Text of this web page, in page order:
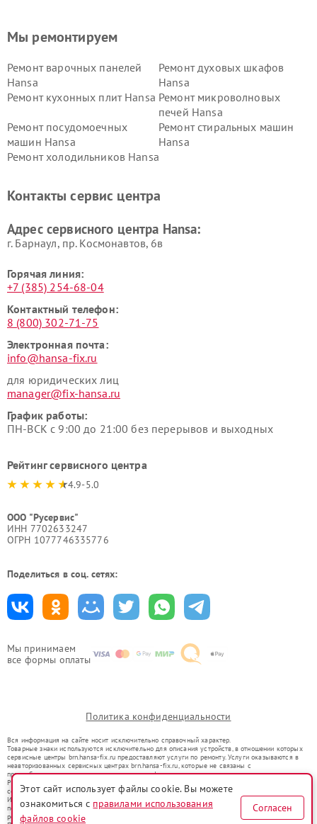
Мы принимаем
все формы оплаты
Мы ремонтируем
Ремонт варочных панелей
Hansa
Ремонт духовых шкафов
Hansa
Ремонт кухонных плит Hansa Ремонт микроволновых
печей Hansa
Ремонт посудомоечных
машин Hansa
Ремонт стиральных машин
Hansa
Ремонт холодильников Hansa
Контакты сервис центра
Адрес сервисного центра Hansa:
г. Барнаул, ​пр. Космонавтов, 6в
Горячая линия:
+7 (385) 254-68-04
Контактный телефон:
8 (800) 302-71-75
Электронная почта:
info@hansa-fix.ru
для юридических лиц
manager@fix-hansa.ru
График работы:
ПН-ВСК с 9:00 до 21:00 без перерывов и выходных
Рейтинг сервисного центра
4.9-5.0
ООО "Русервис"
ИНН 7702633247
ОГРН 1077746335776
Поделиться в соц. сетях:
Политика конфиденциальности
Вся информация на сайте носит исключительно справочный характер.
Товарные знаки используются исключительно для описания устройств, в отношении которых
сервисные центры brn.hansa-fix.ru предоставляют услуги по ремонту. Услуги оказываются в
неавторизованных сервисных центрах brn.hansa-fix.ru, которые не связаны с
правообладателями товарных знаков или их официальными представителями.
Ремонт осуществляется для устройств, уже введенных в гражданский оборот в соответствии
со статьей 1487 ГК РФ.
Использование товарных знаков не преследует цели индивидуализации услуг или введения
потребителей в заблуждение, а служит для информирования о предоставляемых услугах по
ремонту техники указанных брендов.
Этот сайт использует файлы cookie. Вы можете
ознакомиться с правилами использования
файлов cookie
Согласен